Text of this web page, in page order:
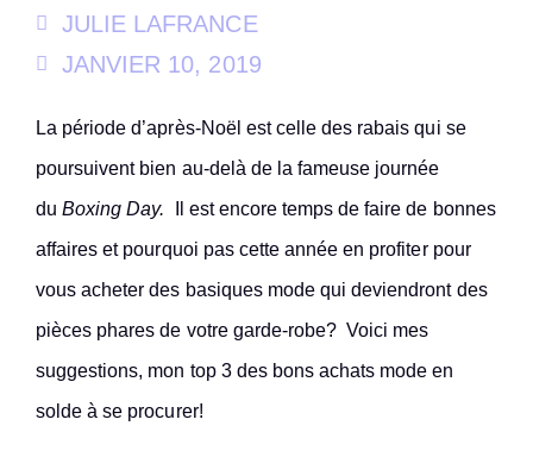
JULIE LAFRANCE
JANVIER 10, 2019
La période d’après-Noël est celle des rabais qui se
poursuivent bien au-delà de la fameuse journée
duBoxing Day. Il est encore temps de faire de bonnes
affaires et pourquoi pas cette année en profiter pour
vous acheter des basiques mode qui deviendront des
pièces phares de votre garde-robe? Voici mes
suggestions, mon top 3 des bons achats mode en
solde à se procurer!